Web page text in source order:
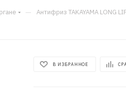
— Антифриз TAKAYAMA LONG
В ИЗБРАННОЕ